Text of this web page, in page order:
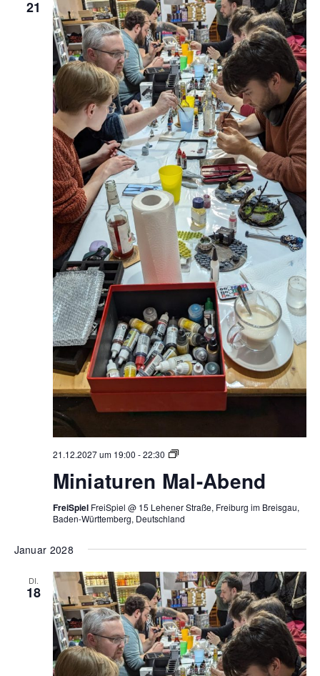
21
21.12.2027 um 19:00 -22:30
Miniaturen
Abend
Miniaturen Mal-Abend
FreiSpiel FreiSpiel @ 15 Lehener Straße, Freiburg im Breisgau,
Baden-Württemberg, Deutschland
Januar 2028
DI.
18